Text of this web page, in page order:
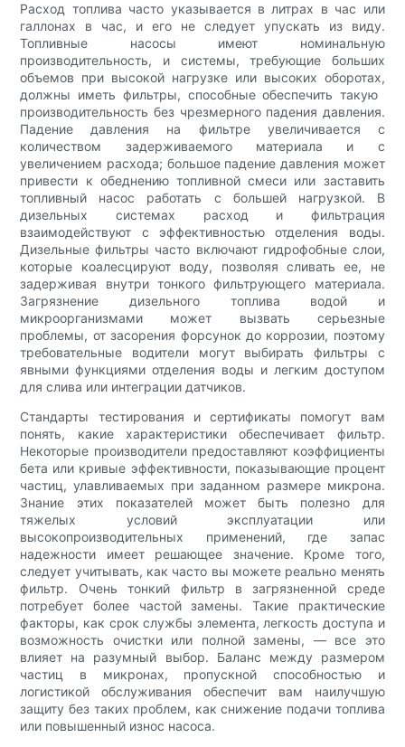
Расход топлива часто указывается в литрах в час или
галлонах в час, и его не следует упускать из виду.
Топливные насосы имеют номинальную
производительность, и системы, требующие больших
объемов при высокой нагрузке или высоких оборотах,
должны иметь фильтры, способные обеспечить такую ​​
производительность без чрезмерного падения давления.
Падение давления на фильтре увеличивается с
количеством задерживаемого материала и с
увеличением расхода; большое падение давления может
привести к обеднению топливной смеси или заставить
топливный насос работать с большей нагрузкой. В
дизельных системах расход и фильтрация
взаимодействуют с эффективностью отделения воды.
Дизельные фильтры часто включают гидрофобные слои,
которые коалесцируют воду, позволяя сливать ее, не
задерживая внутри тонкого фильтрующего материала.
Загрязнение дизельного топлива водой и
микроорганизмами может вызвать серьезные
проблемы, от засорения форсунок до коррозии, поэтому
требовательные водители могут выбирать фильтры с
явными функциями отделения воды и легким доступом
для слива или интеграции датчиков.
Стандарты тестирования и сертификаты помогут вам
понять, какие характеристики обеспечивает фильтр.
Некоторые производители предоставляют коэффициенты
бета или кривые эффективности, показывающие процент
частиц, улавливаемых при заданном размере микрона.
Знание этих показателей может быть полезно для
тяжелых условий эксплуатации или
высокопроизводительных применений, где запас
надежности имеет решающее значение. Кроме того,
следует учитывать, как часто вы можете реально менять
фильтр. Очень тонкий фильтр в загрязненной среде
потребует более частой замены. Такие практические
факторы, как срок службы элемента, легкость доступа и
возможность очистки или полной замены, — все это
влияет на разумный выбор. Баланс между размером
частиц в микронах, пропускной способностью и
логистикой обслуживания обеспечит вам наилучшую
защиту без таких проблем, как снижение подачи топлива
или повышенный износ насоса.